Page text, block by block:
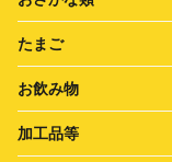
たまご
お飲み物
加工品等